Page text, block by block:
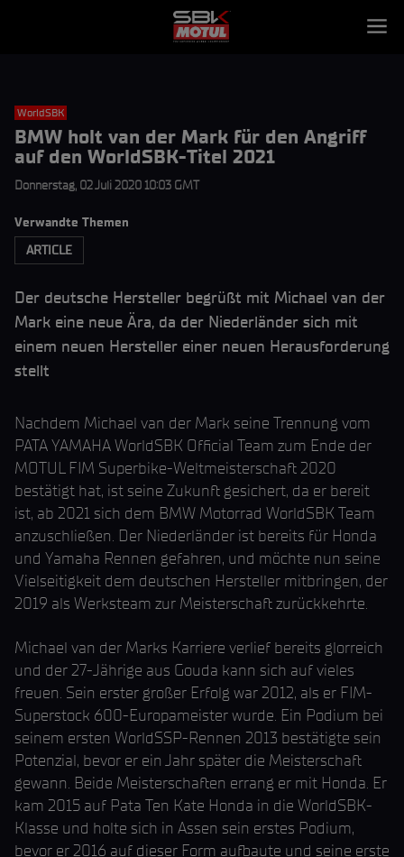
WorldSBK
BMW holt van der Mark für den Angriff
auf den WorldSBK-Titel 2021
Donnerstag, 02 Juli 2020 10:03 GMT
Verwandte Themen
ARTICLE
Der deutsche Hersteller begrüßt mit Michael van der
Mark eine neue Ära, da der Niederländer sich mit
einem neuen Hersteller einer neuen Herausforderung
stellt
Nachdem Michael van der Mark seine Trennung vom
PATA YAMAHA WorldSBK Official Team zum Ende der
MOTUL FIM Superbike-Weltmeisterschaft 2020
bestätigt hat, ist seine Zukunft gesichert, da er bereit
ist, ab 2021 sich dem BMW Motorrad WorldSBK Team
anzuschließen. Der Niederländer ist bereits für Honda
und Yamaha Rennen gefahren, und möchte nun seine
Vielseitigkeit dem deutschen Hersteller mitbringen, der
2019 als Werksteam zur Meisterschaft zurückkehrte.
Michael van der Marks Karriere verlief bereits glorreich
und der 27-Jährige aus Gouda kann sich auf vieles
freuen. Sein erster großer Erfolg war 2012, als er FIM-
Superstock 600-Europameister wurde. Ein Podium bei
seinem ersten WorldSSP-Rennen 2013 bestätigte sein
Potenzial, bevor er ein Jahr später die Meisterschaft
gewann. Beide Meisterschaften errang er mit Honda. Er
kam 2015 auf Pata Ten Kate Honda in die WorldSBK-
Klasse und holte sich in Assen sein erstes Podium,
bevor er 2016 auf dieser Form aufbaute und seine erste